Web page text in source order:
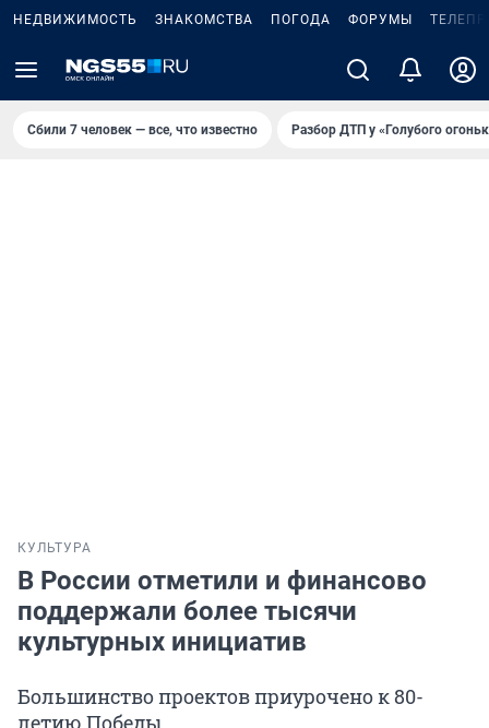
НЕДВИЖИМОСТЬ ЗНАКОМСТВА ПОГОДА ФОРУМЫ
Сбили 7 человек — все, что известно Разбор ДТП у «Голубого
КУЛЬТУРА
В России отметили и финансово
поддержали более тысячи
культурных инициатив
Большинство проектов приурочено к 80-
летию Победы